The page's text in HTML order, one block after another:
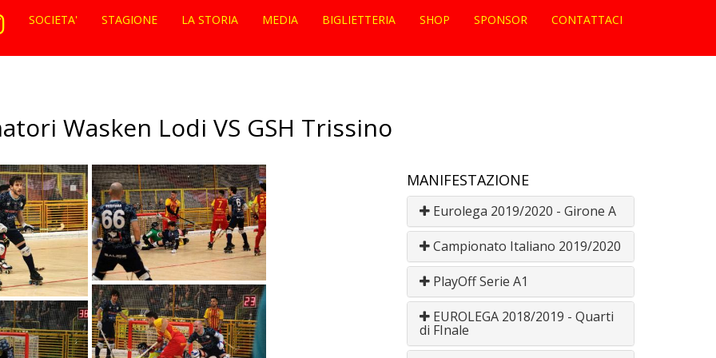
SOCIETA' STAGIONE LA STORIA MEDIA BIGLIETTERIA SHOP SPONSOR CONTATTACI
Wasken Lodi VS GSH Trissino
MANIFESTAZIONE
Eurolega 2019/2020 - Girone A
Campionato Italiano 2019/2020
PlayOff Serie A1
EUROLEGA 2018/2019 - Quarti
di FInale